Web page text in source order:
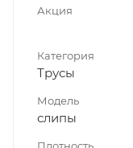
Акция
Категория
Трусы
Модель
слипы